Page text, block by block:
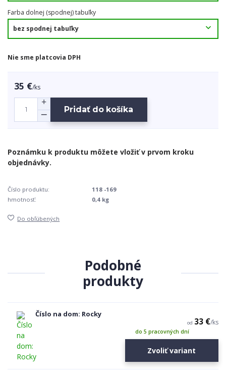
Farba dolnej (spodnej) tabuľky
Nie sme platcovia DPH
35 €/ks
Pridať do košíka
Číslo produktu:
118 -169
hmotnosť:
0,4 kg
Do obľúbených
Podobné
produkty
Číslo na dom: Rocky
od 33 €/ks
do 5 pracovných dní
Zvoliť variant